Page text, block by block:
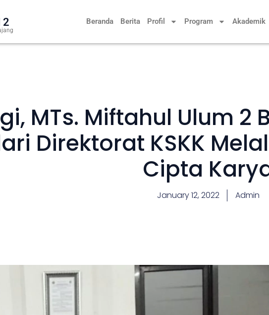
Beranda Berita Profil Program Akademik
2
MTs. Miftahul Ulum
Direktorat KSKK
Cipta
January 12, 2022 Admin